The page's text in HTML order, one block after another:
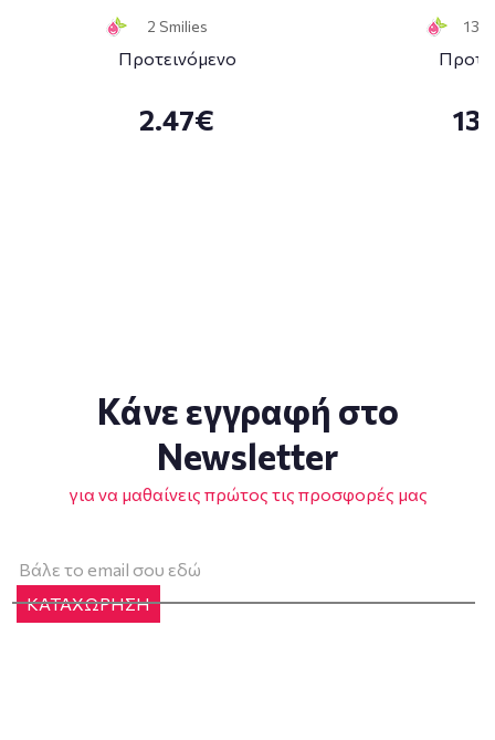
2 Smilies
Προτεινόμενο
2.47€
13
Κάνε εγγραφή στο
Newsletter
για να μαθαίνεις πρώτος τις προσφορές μας
ΚΑΤΑΧΩΡΗΣΗ